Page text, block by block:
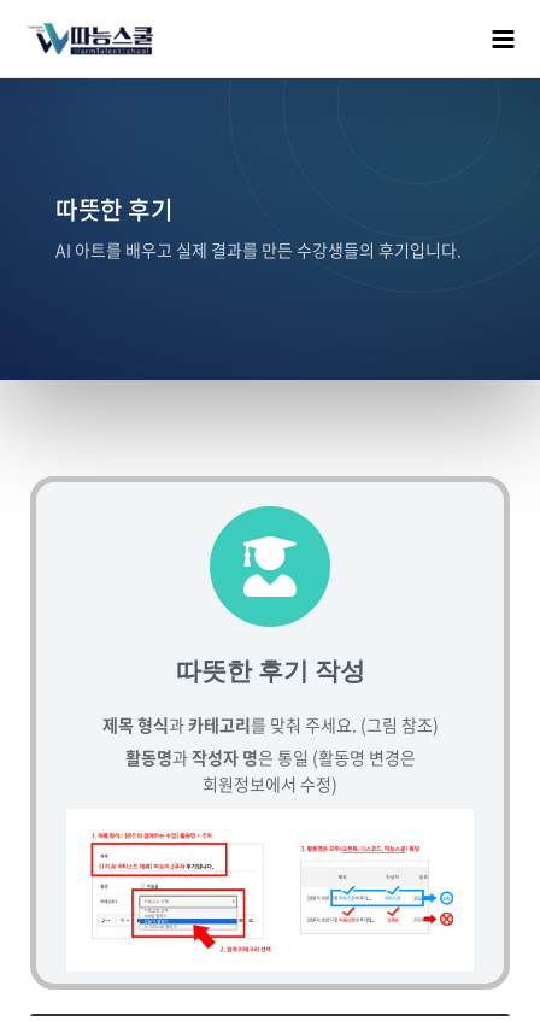
따뜻한 후기
AI 아트를 배우고 실제 결과를 만든 수강생들의 후기입니다.
따뜻한 후기 작성
제목 형식과카테고리를 맞춰 주세요. (그림 참조)
활동명과작성자 명은 통일 (활동명 변경은
회원정보에서 수정)